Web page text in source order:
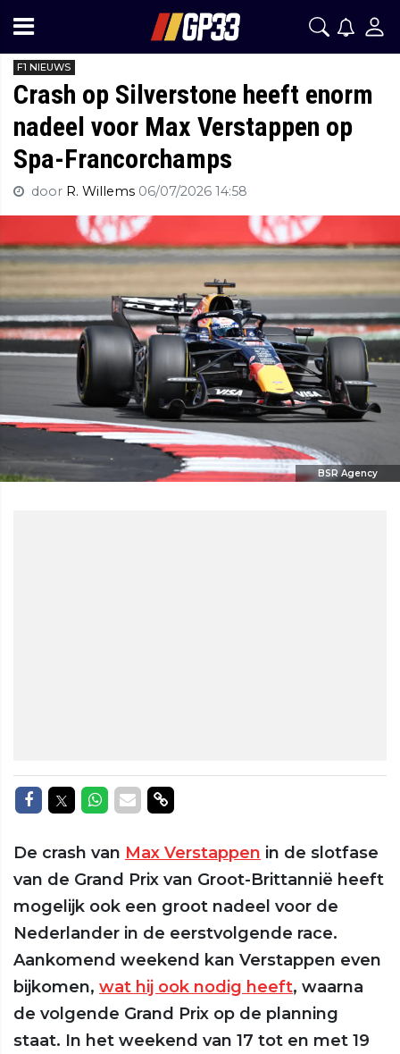
F1 NIEUWS
Crash op Silverstone heeft enorm
nadeel voor Max Verstappen op
Spa-Francorchamps
door R. Willems 06/07/2026 14:58
BSR Agency
Delen op Facebook
Delen op Twitter
Delen op Whatsapp
Delen via Mail
Delen via link
De crash van Max Verstappen in de slotfase
van de Grand Prix van Groot-Brittannië heeft
mogelijk ook een groot nadeel voor de
Nederlander in de eerstvolgende race.
Aankomend weekend kan Verstappen even
bijkomen, wat hij ook nodig heeft, waarna
de volgende Grand Prix op de planning
staat. In het weekend van 17 tot en met 19